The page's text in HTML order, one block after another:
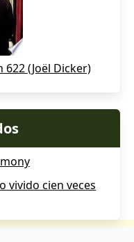
(Joël Dicker)
vivido cien veces